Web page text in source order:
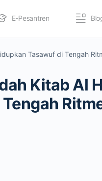
E-Pesantren
Tasawuf di Tengah
Kitab Al